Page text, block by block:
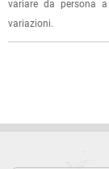
Per qualsiasi
variare da persona
variazioni.